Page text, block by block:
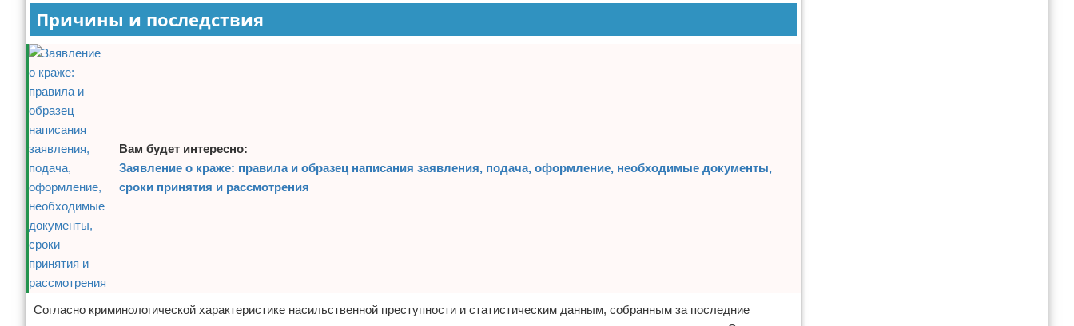
Причины и последствия
Вам будет интересно:
Заявление о краже: правила и образец написания заявления, подача, оформление, необходимые документы,
сроки принятия и рассмотрения
Согласно криминологической характеристике насильственной преступности и статистическим данным, собранным за последние